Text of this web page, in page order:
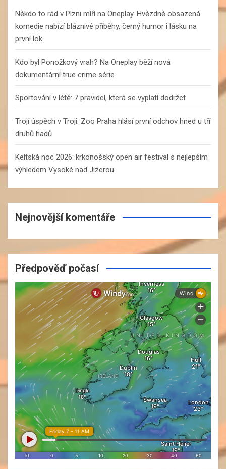
Někdo to rád v Plzni míří na Oneplay. Hvězdně obsazená
komedie nabízí bláznivé příběhy, černý humor i lásku na
první lok
Kdo byl Ponožkový vrah? Na Oneplay běží nová
dokumentární true crime série
Sportování v létě: 7 pravidel, která se vyplatí dodržet
Trojí úspěch v Troji: Zoo Praha hlásí první odchov hned u tří
druhů hadů
Keltská noc 2026: krkonošský open air festival s nejlepším
výhledem Vysoké nad Jizerou
Nejnovější komentáře
Předpověď počasí